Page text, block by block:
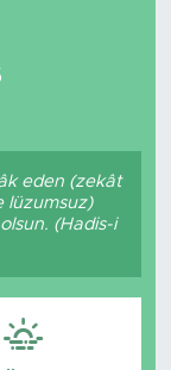
eden (zekât
lüzumsuz)
(Hadis-i